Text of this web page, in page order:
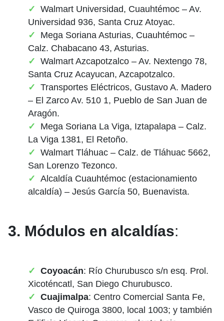
Walmart Universidad, Cuauhtémoc – Av.
Universidad 936, Santa Cruz Atoyac.
Mega Soriana Asturias, Cuauhtémoc –
Calz. Chabacano 43, Asturias.
Walmart Azcapotzalco – Av. Nextengo 78,
Santa Cruz Acayucan, Azcapotzalco.
Transportes Eléctricos, Gustavo A. Madero
– El Zarco Av. 510 1, Pueblo de San Juan de
Aragón.
Mega Soriana La Viga, Iztapalapa – Calz.
La Viga 1381, El Retoño.
Walmart Tláhuac – Calz. de Tláhuac 5662,
San Lorenzo Tezonco.
Alcaldía Cuauhtémoc (estacionamiento
alcaldía) – Jesús García 50, Buenavista.
3. Módulos en alcaldías:
Coyoacán: Río Churubusco s/n esq. Prol.
Xicoténcatl, San Diego Churubusco.
Cuajimalpa: Centro Comercial Santa Fe,
Vasco de Quiroga 3800, local 1003; y también